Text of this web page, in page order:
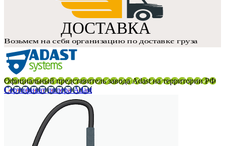
Официальный представитель завода Adast на территории РФ
Сертификат дилера Adast